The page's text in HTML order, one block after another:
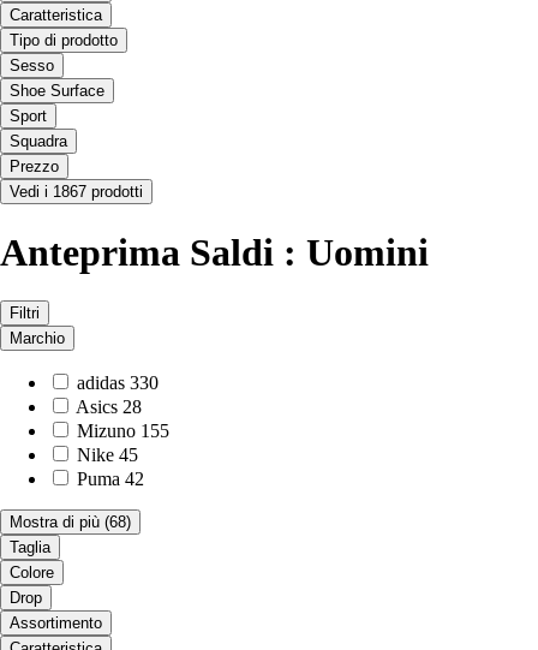
Caratteristica
Tipo di prodotto
Sesso
Shoe Surface
Sport
Squadra
Prezzo
Vedi i 1867 prodotti
Anteprima Saldi : Uomini
Filtri
Marchio
adidas 330
Asics 28
Mizuno 155
Nike 45
Puma 42
Mostra di più (68)
Taglia
Colore
Drop
Assortimento